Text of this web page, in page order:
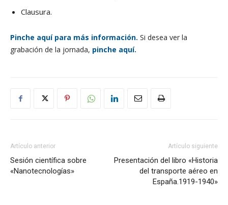
Clausura.
Pinche aquí para más información. Si desea ver la
grabación de la jornada, pinche aquí.
Artículo anterior
Sesión científica sobre
«Nanotecnologías»
Artículo siguiente
Presentación del libro «Historia
del transporte aéreo en
España.1919-1940»